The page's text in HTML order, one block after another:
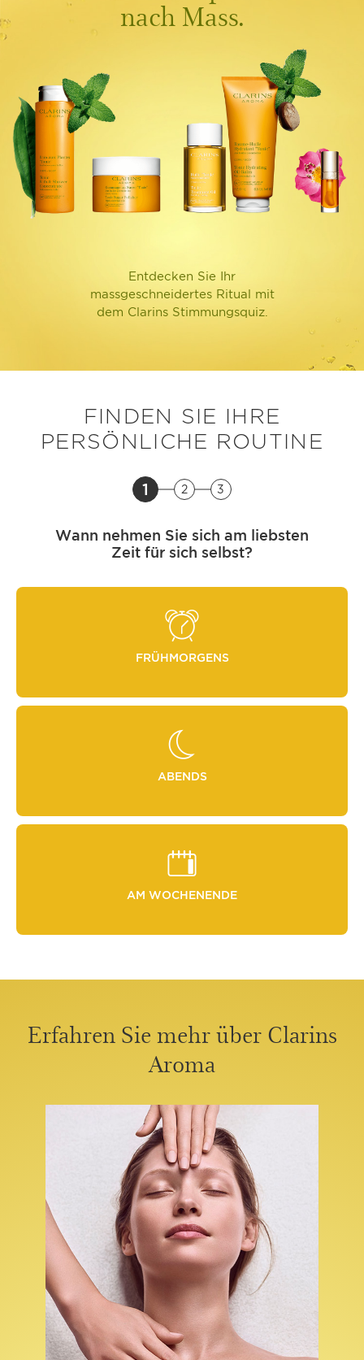
nach Mass.
Entdecken Sie Ihr
massgeschneidertes Ritual mit
dem Clarins Stimmungsquiz.
FINDEN SIE IHRE
PERSÖNLICHE ROUTINE
1 2 3
Wann nehmen Sie sich am liebsten
Zeit für sich selbst?
FRÜHMORGENS
ABENDS
AM WOCHENENDE
Erfahren Sie mehr über Clarins
Aroma